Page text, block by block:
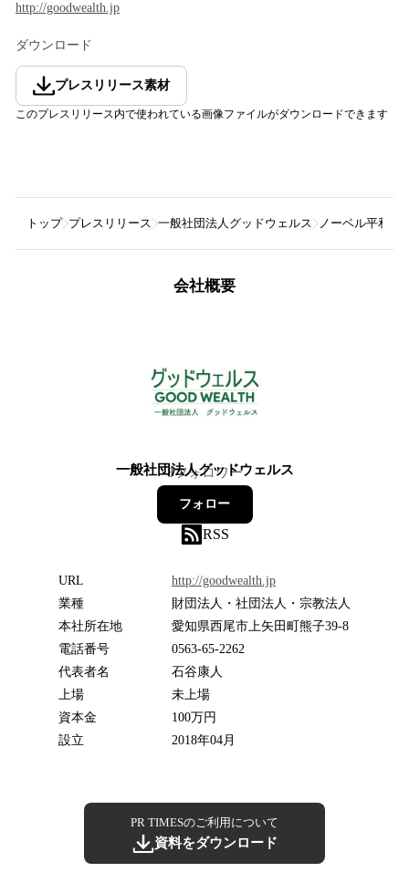
http://goodwealth.jp
ダウンロード
プレスリリース素材
このプレスリリース内で使われている画像ファイルがダウンロードできます
トップ プレスリリース 一般社団法人グッドウェルス ノーベル平和賞
会社概要
一般社団法人グッドウェルス
8フォロワー
フォロー
RSS
URL
http://goodwealth.jp
業種
財団法人・社団法人・宗教法人
本社所在地
愛知県西尾市上矢田町熊子39-8
電話番号
0563-65-2262
代表者名
石谷康人
上場
未上場
資本金
100万円
設立
2018年04月
PR TIMESのご利用について
資料をダウンロード